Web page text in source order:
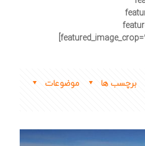
موضوعات برچسب ها